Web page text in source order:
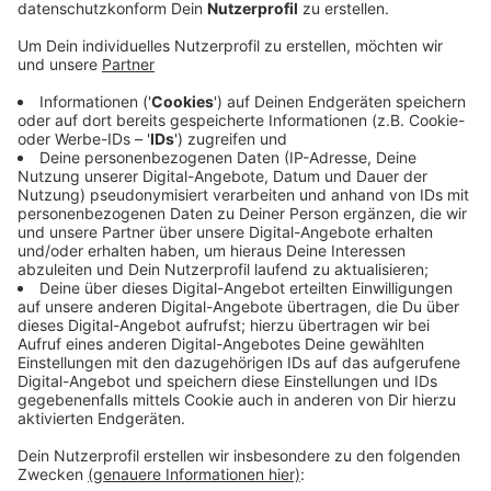
Die Vorgaben zur Ausrichtung der Dachkanten seien zu
ungenau. Geklagt hatten Anwohner aus der
Nachbarschaft. Allerdings waren ihre Kritikpunkte
andere. Sie befürchteten zu viel Verkehr und dass das
zusätzliche Schmutzwasser die Kanalisation
überlastet. Dem folgte das Gericht nicht. Den im Urteil
kritisierten Fehler kann die Gemeinde beheben, indem
sie den Bebauungsplan nachbessert. Das soll noch in
diesem Jahr passieren, sagt Nottulns Bürgermeister
Dietmar Thönnes auf unsere Nachfrage. Die bereits
laufenden Erschließungsarbeiten gehen weiter. Bereits
erteilte Baugenehmigungen bleiben wirksam. Die
Gemeinde Nottuln geht davon aus, dass sich die
Arbeiten durch das heutige Urteil kaum verzögern.
Anzeige